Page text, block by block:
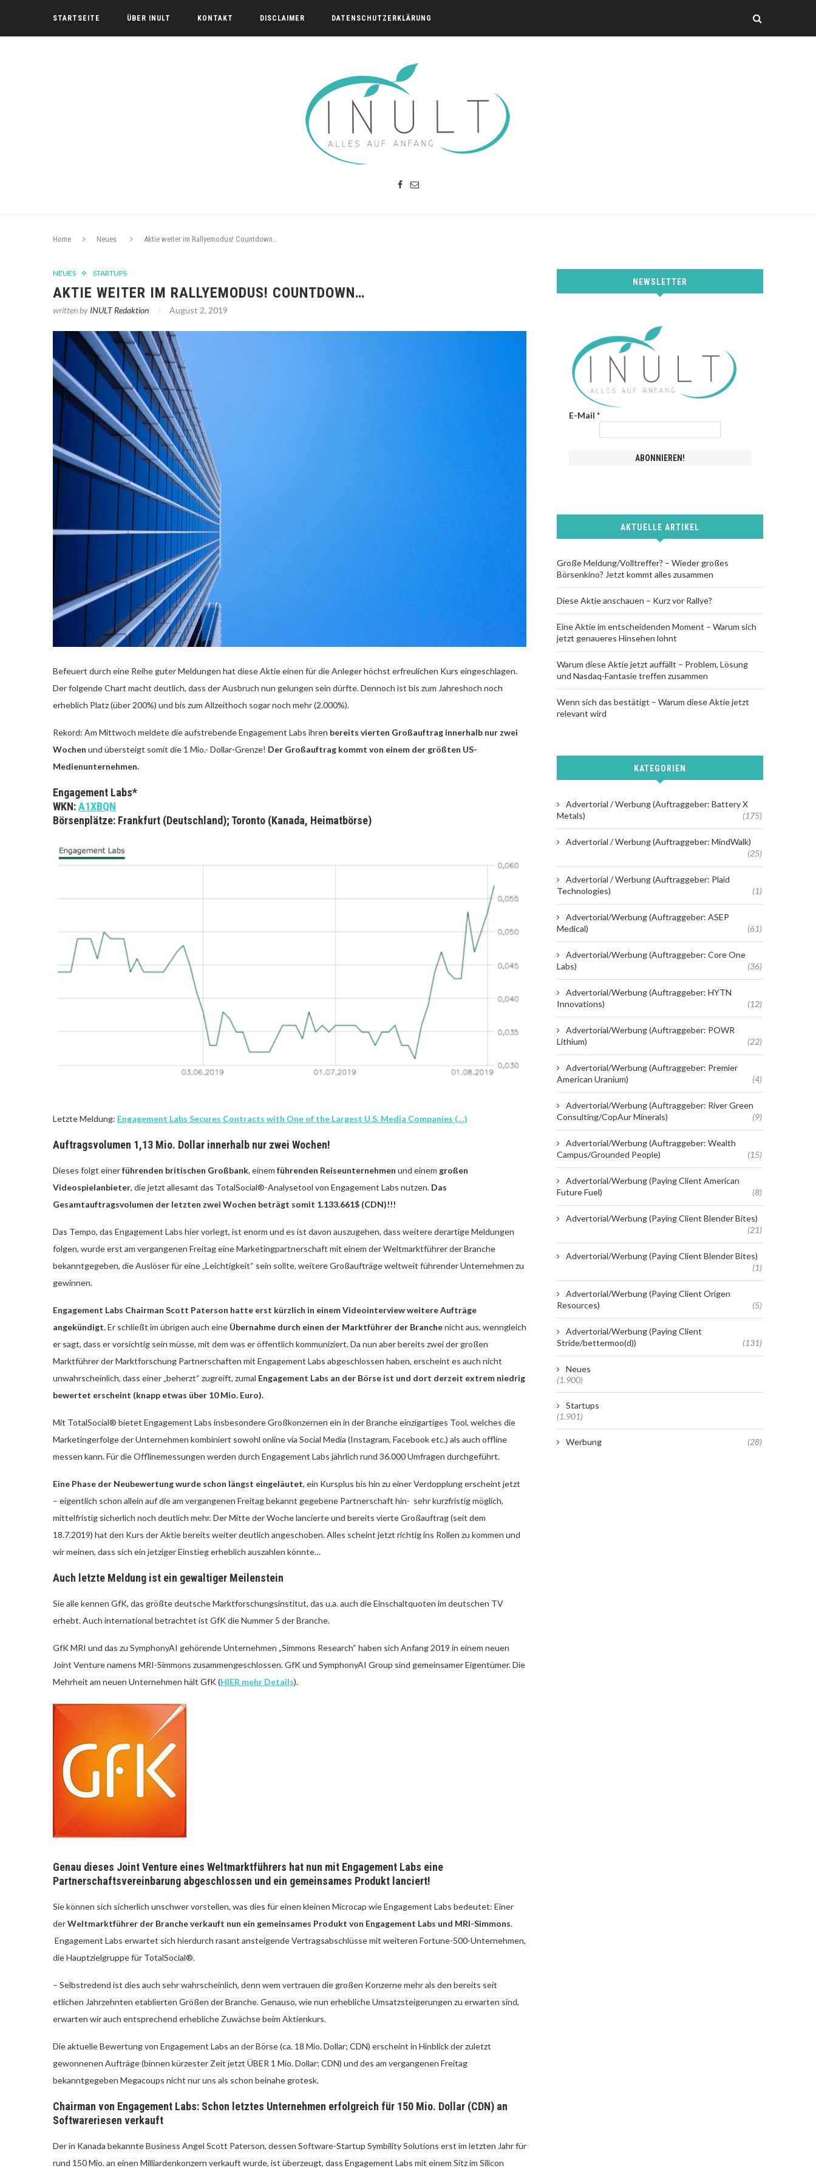
STARTSEITE ÜBER INULT KONTAKT DISCLAIMER DATENSCHUTZERKLÄRUNG
Home Neues Aktie weiter im Rallyemodus! Countdown…
NEUES STARTUPS
AKTIE WEITER IM RALLYEMODUS! COUNTDOWN…
written by INULT Redaktion August 2, 2019
Befeuert durch eine Reihe guter Meldungen hat diese Aktie einen für die Anleger höchst erfreulichen Kurs eingeschlagen.
Der folgende Chart macht deutlich, dass der Ausbruch nun gelungen sein dürfte. Dennoch ist bis zum Jahreshoch noch
erheblich Platz (über 200%) und bis zum Allzeithoch sogar noch mehr (2.000%).
Rekord: Am Mittwoch meldete die aufstrebende Engagement Labs ihren bereits vierten Großauftrag innerhalb nur zwei
Wochen und übersteigt somit die 1 Mio.- Dollar-Grenze! Der Großauftrag kommt von einem der größten US-
Medienunternehmen.
Engagement Labs*
WKN:A1XBQN
Börsenplätze: Frankfurt (Deutschland); Toronto (Kanada, Heimatbörse)
Letzte Meldung: Engagement Labs Secures Contracts with One of the Largest U.S. Media Companies (…)
Auftragsvolumen 1,13 Mio. Dollar innerhalb nur zwei Wochen!
Dieses folgt einerführenden britischen Großbank, einem führenden Reiseunternehmen und einem großen
Videospielanbieter, die jetzt allesamt das TotalSocial®-Analysetool von Engagement Labs nutzen. Das
Gesamtauftragsvolumen der letzten zwei Wochen beträgt somit 1.133.661$ (CDN)!!!
Das Tempo, das Engagement Labs hier vorlegt, ist enorm und es ist davon auszugehen, dass weitere derartige Meldungen
folgen, wurde erst am vergangenen Freitag eine Marketingpartnerschaft mit einem der Weltmarktführer der Branche
bekanntgegeben, die Auslöser für eine „Leichtigkeit“ sein sollte, weitere Großaufträge weltweit führender Unternehmen zu
gewinnen.
Engagement Labs Chairman Scott Paterson hatte erst kürzlich in einem Videointerview weitere Aufträge
angekündigt. Er schließt im übrigen auch eine Übernahme durch einen der Marktführer der Branchenicht aus, wenngleich
er sagt, dass er vorsichtig sein müsse, mit dem was er öffentlich kommuniziert. Da nun aber bereits zwei der großen
Marktführer der Marktforschung Partnerschaften mit Engagement Labs abgeschlossen haben, erscheint es auch nicht
unwahrscheinlich, dass einer „beherzt“ zugreift, zumal Engagement Labs an der Börse ist und dort derzeit extrem niedrig
bewertet erscheint (knapp etwas über 10 Mio. Euro).
Mit TotalSocial® bietet Engagement Labs insbesondere Großkonzernen ein in der Branche einzigartiges Tool, welches die
Marketingerfolge der Unternehmen kombiniert sowohl online via Social Media (Instagram, Facebook etc.) als auch offline
messen kann. Für die Offlinemessungen werden durch Engagement Labs jährlich rund 36.000 Umfragen durchgeführt.
Eine Phase der Neubewertung wurde schon längst eingeläutet, ein Kursplus bis hin zu einer Verdopplung erscheint jetzt
– eigentlich schon allein auf die am vergangenen Freitag bekannt gegebene Partnerschaft hin- sehr kurzfristig möglich,
mittelfristig sicherlich noch deutlich mehr. Der Mitte der Woche lancierte und bereits vierte Großauftrag (seit dem
18.7.2019) hat den Kurs der Aktie bereits weiter deutlich angeschoben. Alles scheint jetzt richtig ins Rollen zu kommen und
wir meinen, dass sich ein jetziger Einstieg erheblich auszahlen könnte…
Auch letzte Meldung ist ein gewaltiger Meilenstein
Sie alle kennen GfK, das größte deutsche Marktforschungsinstitut, das u.a. auch die Einschaltquoten im deutschen TV
erhebt. Auch international betrachtet ist GfK die Nummer 5 der Branche.
GfK MRI und das zu SymphonyAI gehörende Unternehmen „Simmons Research“ haben sich Anfang 2019 in einem neuen
Joint Venture namens MRI-Simmons zusammengeschlossen. GfK und SymphonyAI Group sind gemeinsamer Eigentümer. Die
Mehrheit am neuen Unternehmen hält GfK (HIER mehr Details).
Genau dieses Joint Venture eines Weltmarktführers hat nun mit Engagement Labs eine
Partnerschaftsvereinbarung abgeschlossen und ein gemeinsames Produkt lanciert!
Sie können sich sicherlich unschwer vorstellen, was dies für einen kleinen Microcap wie Engagement Labs bedeutet: Einer
derWeltmarktführer der Branche verkauft nun ein gemeinsames Produkt von Engagement Labs und MRI-Simmons.
Engagement Labs erwartet sich hierdurch rasant ansteigende Vertragsabschlüsse mit weiteren Fortune-500-Unternehmen,
die Hauptzielgruppe für TotalSocial®.
– Selbstredend ist dies auch sehr wahrscheinlich, denn wem vertrauen die großen Konzerne mehr als den bereits seit
etlichen Jahrzehnten etablierten Größen der Branche. Genauso, wie nun erhebliche Umsatzsteigerungen zu erwarten sind,
erwarten wir auch entsprechend erhebliche Zuwächse beim Aktienkurs.
Die aktuelle Bewertung von Engagement Labs an der Börse (ca. 18 Mio. Dollar; CDN) erscheint in Hinblick der zuletzt
gewonnenen Aufträge (binnen kürzester Zeit jetzt ÜBER 1 Mio. Dollar; CDN) und des am vergangenen Freitag
bekanntgegeben Megacoups nicht nur uns als schon beinahe grotesk.
Chairman von Engagement Labs: Schon letztes Unternehmen erfolgreich für 150 Mio. Dollar (CDN) an
Softwareriesen verkauft
Der in Kanada bekannte Business Angel Scott Paterson, dessen Software-Startup Symbility Solutions erst im letzten Jahr für
rund 150 Mio. an einen Milliardenkonzern verkauft wurde, ist überzeugt, dass Engagement Labs mit einem Sitz im Silicon
NEWSLETTER
E-Mail *
AKTUELLE ARTIKEL
Große Meldung/Volltreffer? – Wieder großes
Börsenkino? Jetzt kommt alles zusammen
Diese Aktie anschauen – Kurz vor Rallye?
Eine Aktie im entscheidenden Moment – Warum sich
jetzt genaueres Hinsehen lohnt
Warum diese Aktie jetzt auffällt – Problem, Lösung
und Nasdaq-Fantasie treffen zusammen
Wenn sich das bestätigt – Warum diese Aktie jetzt
relevant wird
KATEGORIEN
Advertorial / Werbung (Auftraggeber: Battery X
Metals)
(175)
Advertorial / Werbung (Auftraggeber: MindWalk)
(25)
Advertorial / Werbung (Auftraggeber: Plaid
Technologies)
(1)
Advertorial/Werbung (Auftraggeber: ASEP
Medical)
(61)
Advertorial/Werbung (Auftraggeber: Core One
Labs)
(36)
Advertorial/Werbung (Auftraggeber: HYTN
Innovations)
(12)
Advertorial/Werbung (Auftraggeber: POWR
Lithium)
(22)
Advertorial/Werbung (Auftraggeber: Premier
American Uranium)
(4)
Advertorial/Werbung (Auftraggeber: River Green
Consulting/CopAur Minerals)
(9)
Advertorial/Werbung (Auftraggeber: Wealth
Campus/Grounded People)
(15)
Advertorial/Werbung (Paying Client American
Future Fuel)
(8)
Advertorial/Werbung (Paying Client Blender Bites)
(21)
Advertorial/Werbung (Paying Client Blender Bites)
(1)
Advertorial/Werbung (Paying Client Origen
Resources)
(5)
Advertorial/Werbung (Paying Client
Stride/bettermoo(d))
(131)
Neues
(1.900)
Startups
(1.901)
Werbung (28)